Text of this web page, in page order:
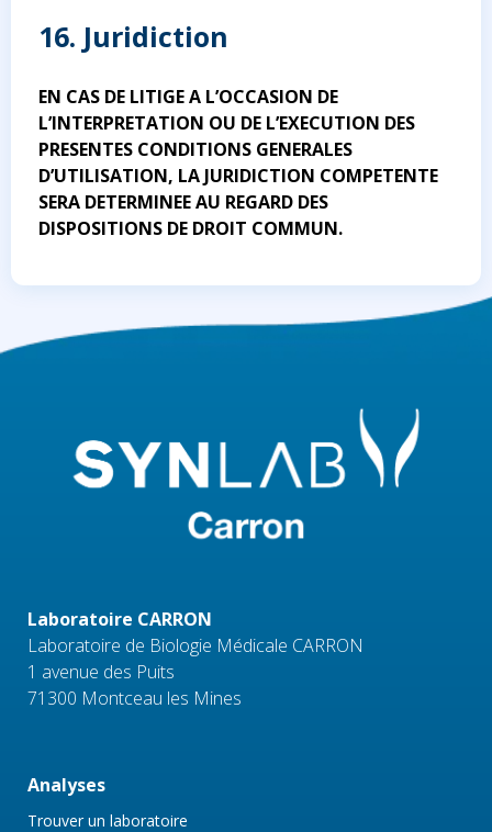
16. Juridiction
EN CAS DE LITIGE A L’OCCASION DE
L’INTERPRETATION OU DE L’EXECUTION DES
PRESENTES CONDITIONS GENERALES
D’UTILISATION, LA JURIDICTION COMPETENTE
SERA DETERMINEE AU REGARD DES
DISPOSITIONS DE DROIT COMMUN.
Laboratoire CARRON
Laboratoire de Biologie Médicale CARRON
1 avenue des Puits
71300 Montceau les Mines
Analyses
Trouver un laboratoire